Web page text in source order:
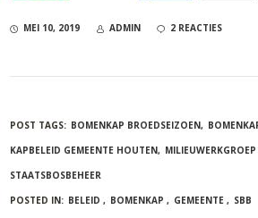
MEI 10, 2019 ADMIN 2 REACTIES
POST TAGS: BOMENKAP BROEDSEIZOEN
KAPBELEID GEMEENTE HOUTEN
STAATSBOSBEHEER
POSTED IN: BELEID BOMENKAP GEMEENTE SBB